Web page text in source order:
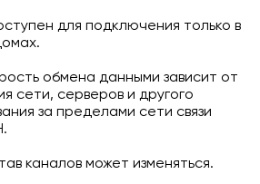
для подключения только в
обмена данными зависит от
сети, серверов и другого
за пределами сети связи
каналов может изменяться.